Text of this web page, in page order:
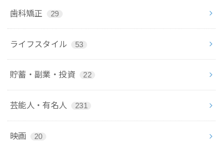
歯科矯正 29
ライフスタイル 53
貯蓄・副業・投資 22
芸能人・有名人 231
映画 20